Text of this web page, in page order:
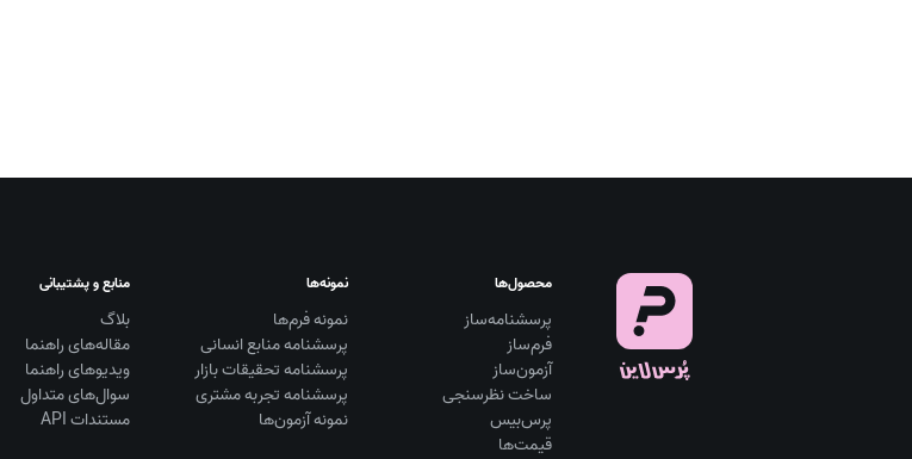
محصول‌ها
پرسشنامه‌ساز
فرم‌ساز
آزمون‌ساز
ساخت نظرسنجی
پرس‌بیس
قیمت‌ها
نمونه‌ها
نمونه فرم‌ها
پرسشنامه منابع انسانی
پرسشنامه تحقیقات بازار
پرسشنامه تجربه مشتری
نمونه آزمون‌ها
منابع و پشتیبانی
بلاگ
مقاله‌های راهنما
ویديوهای راهنما
سوال‌های متداول
مستندات API